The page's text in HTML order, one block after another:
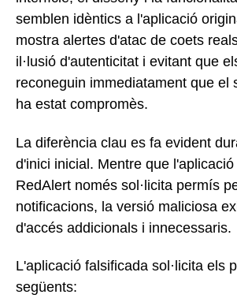
semblen idèntics a l'aplicació
mostra alertes d'atac de coets
il·lusió d'autenticitat i evitant que
reconeguin immediatament que el
ha estat compromès.
La diferència clau es fa evident
d'inici inicial. Mentre que
RedAlert només sol·licita permís
notificacions, la versió maliciosa
d'accés addicionals i innecessaris.
L'aplicació falsificada sol·licita els
següents: